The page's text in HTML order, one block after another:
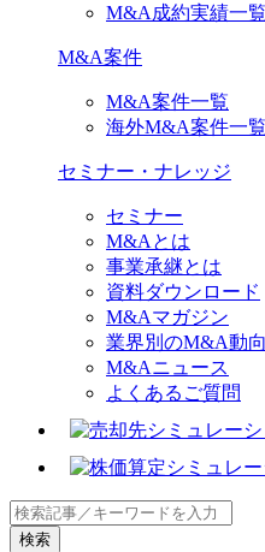
M&A成約実績一覧
M&A案件
M&A案件一覧
海外M&A案件一覧
セミナー・ナレッジ
セミナー
M&Aとは
事業承継とは
資料ダウンロード
M&Aマガジン
業界別のM&A動向
M&Aニュース
よくあるご質問